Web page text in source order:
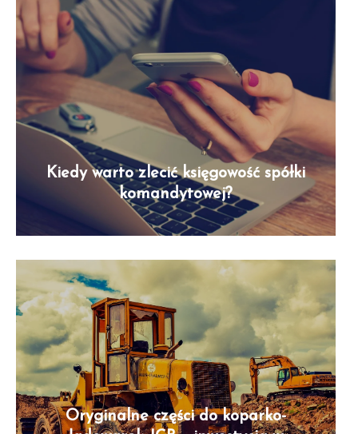
Kiedy warto zlecić księgowość spółki
komandytowej?
Oryginalne części do koparko-